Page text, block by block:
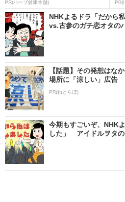
PR(ハーブ健康本舗)
NHKよるドラ「だから
vs.古参のガチ恋オタの
【話題】その発想はな
場所に「涼しい」広告
PR(ねとらぼ)
今期もすごいぞ、NHK
した」 アイドルヲタ